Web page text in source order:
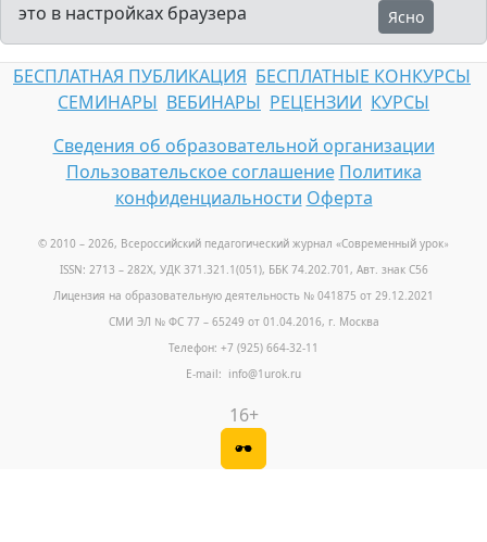
это в настройках браузера
Ясно
БЕСПЛАТНАЯ ПУБЛИКАЦИЯ БЕСПЛАТНЫЕ КОНКУРСЫ
СЕМИНАРЫ ВЕБИНАРЫ РЕЦЕНЗИИ КУРСЫ
Сведения об образовательной организации
Пользовательское соглашение Политика
конфиденциальности Оферта
© 2010 – 2026, Всероссийский педагогический журнал «Современный урок»
ISSN: 2713 – 282X, УДК 371.321.1(051), ББК 74.202.701, Авт. знак С56
Лицензия на образовательную деятельность № 041875 от 29.12.2021
СМИ ЭЛ № ФС 77 – 65249 от 01.04.2016, г. Москва
Телефон: +7 (925) 664-32-11
E-mail: info@1urok.ru
16+